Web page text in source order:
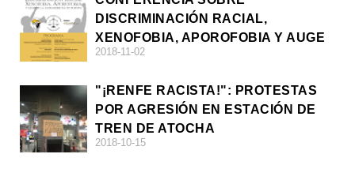
DISCRIMINACIÓN RACIAL,
XENOFOBIA, APOROFOBIA Y AUGE
DE LA ULTRADERECHA EN EUROPA
2018-11-02
"¡RENFE RACISTA!": PROTESTAS
POR AGRESIÓN EN ESTACIÓN DE
TREN DE ATOCHA
2018-10-15